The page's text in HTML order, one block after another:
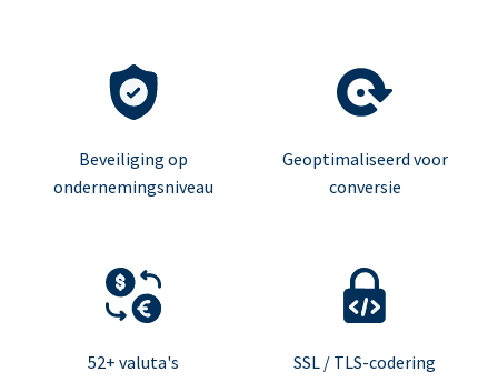
Beveiliging op
ondernemingsniveau
Geoptimaliseerd voor
conversie
52+ valuta's SSL / TLS-codering